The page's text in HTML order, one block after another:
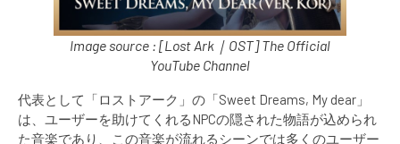
Image source : [Lost Ark｜OST] The Official
YouTube Channel
代表として「ロストアーク」の「Sweet Dreams, My dear」
は、ユーザーを助けてくれるNPCの隠された物語が込められ
た音楽であり、この音楽が流れるシーンでは多くのユーザー